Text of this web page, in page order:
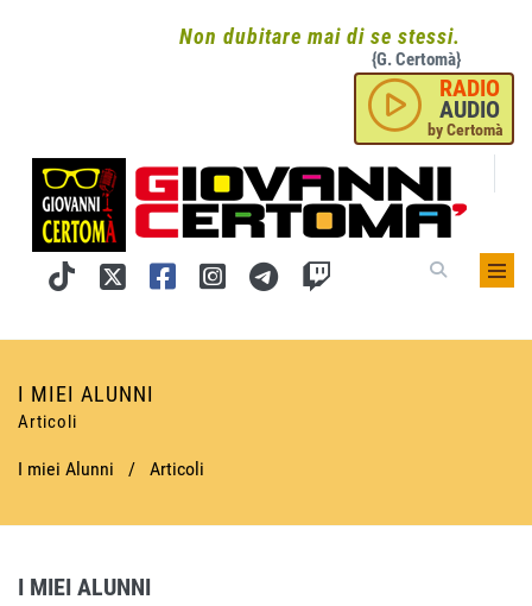
Non dubitare mai di se stessi.
{G. Certomà}
RADIO
AUDIO
by Certomà
I MIEI ALUNNI
Articoli
I miei Alunni / Articoli
I MIEI ALUNNI